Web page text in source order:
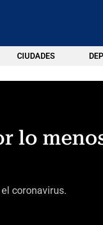
CIUDADES
lo
coronavirus.